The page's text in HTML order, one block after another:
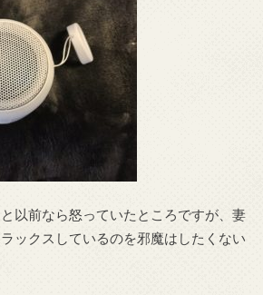
と以前なら怒っていたところですが、妻
ックスしているのを邪魔はしたくない